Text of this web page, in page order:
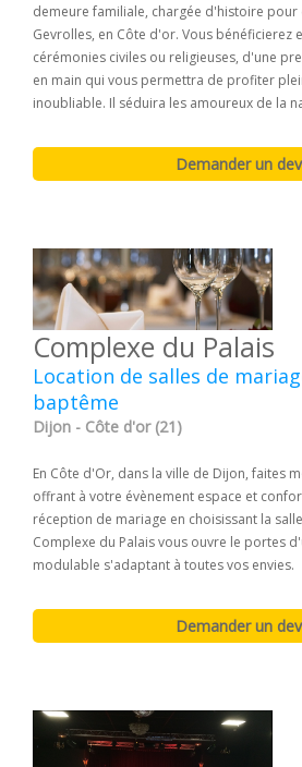
demeure familiale, chargée d'histoire
Gevrolles, en Côte d'or. Vous bénéficierez
cérémonies civiles ou religieuses, d'une
en main qui vous permettra de profiter
inoubliable. Il séduira les amoureux de la
Complexe du Palais
Location de salles de
baptême
Dijon - Côte d'or (21)
En Côte d'Or, dans la ville de Dijon, faites
offrant à votre évènement espace et
réception de mariage en choisissant la
Complexe du Palais vous ouvre le portes
modulable s'adaptant à toutes vos envies.